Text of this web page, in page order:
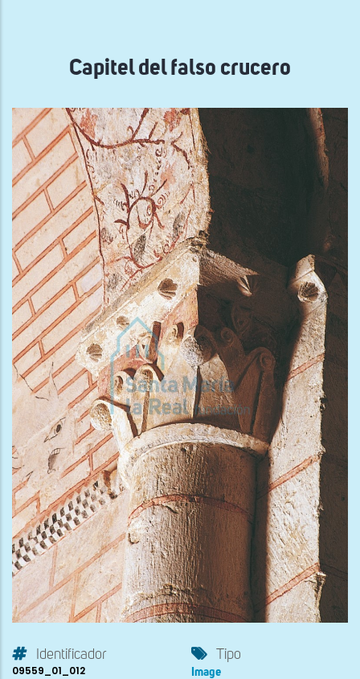
Capitel del falso crucero
Identificador
09559_01_012
Tipo
Image